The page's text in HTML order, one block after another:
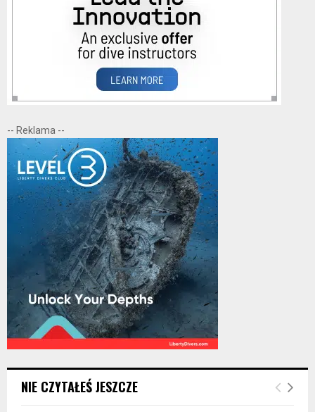
-- Reklama --
NIE CZYTAŁEŚ JESZCZE